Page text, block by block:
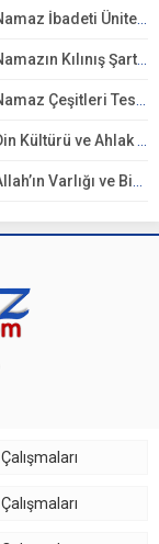
İbadeti Ünite Testi – Online Çöz
Kılınış Şartları Testi
Çeşitleri Testi – Online Çöz
Ahlak Bilgisi 1. Ünite: Allah İnancı Çalışmaları
Varlığı ve Birliği Testi – Online Çöz
Çalışmaları